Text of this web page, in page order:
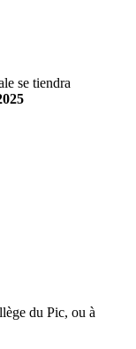
se tiendra
du Pic, ou à